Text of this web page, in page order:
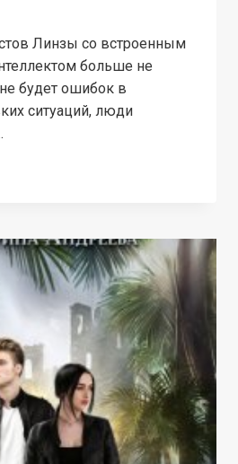
Линзы со встроенным
больше не
будет ошибок в
ситуаций, люди